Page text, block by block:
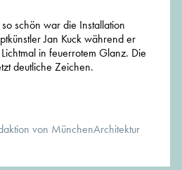
schön war die Installation
Jan Kuck während er
in feuerrotem Glanz. Die
deutliche Zeichen.
von MünchenArchitektur